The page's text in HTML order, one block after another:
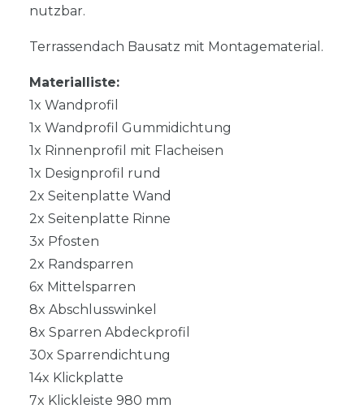
nutzbar.
Terrassendach Bausatz mit Montagematerial.
Materialliste:
1x Wandprofil
1x Wandprofil Gummidichtung
1x Rinnenprofil mit Flacheisen
1x Designprofil rund
2x Seitenplatte Wand
2x Seitenplatte Rinne
3x Pfosten
2x Randsparren
6x Mittelsparren
8x Abschlusswinkel
8x Sparren Abdeckprofil
30x Sparrendichtung
14x Klickplatte
7x Klickleiste 980 mm